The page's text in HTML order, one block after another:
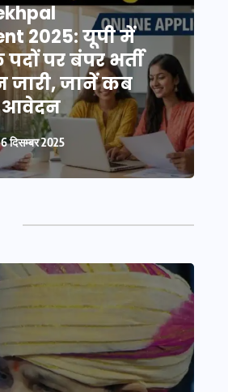
2025: यूपी में
पर बंपर भर्ती
जारी, जानें कब
आवेदन
दिसम्बर 2025